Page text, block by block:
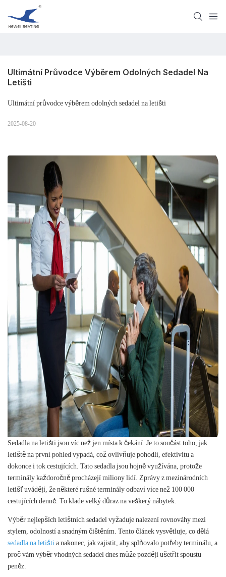
Ultimátní Průvodce Výběrem Odolných Sedadel Na
Letišti
Ultimátní průvodce výběrem odolných sedadel na letišti
2025-08-20
Sedadla na letišti jsou víc než jen místa k čekání. Je to součást toho, jak
letiště na první pohled vypadá, což ovlivňuje pohodlí, efektivitu a
dokonce i tok cestujících. Tato sedadla jsou hojně využívána, protože
terminály každoročně procházejí miliony lidí. Zprávy z mezinárodních
letišť uvádějí, že některé rušné terminály odbaví více než 100 000
cestujících denně. To klade velký důraz na veškerý nábytek.
Výběr nejlepších letištních sedadel vyžaduje nalezení rovnováhy mezi
stylem, odolností a snadným čištěním. Tento článek vysvětluje, co dělá
sedadla na letištia nakonec, jak zajistit, aby splňovalo potřeby terminálu, a
proč vám výběr vhodných sedadel dnes může později ušetřit spoustu
peněz.